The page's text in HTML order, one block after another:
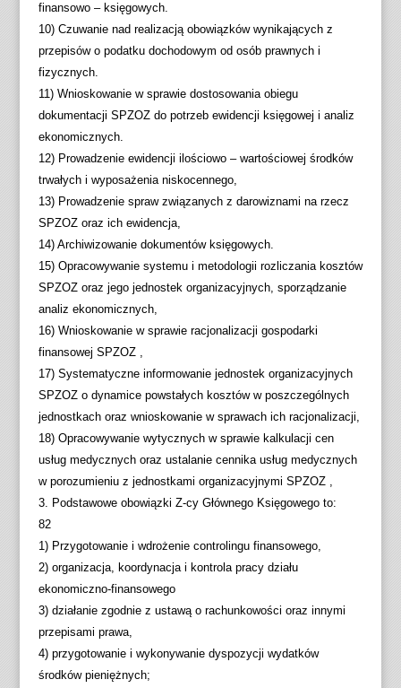
finansowo – księgowych.
10) Czuwanie nad realizacją obowiązków wynikających z
przepisów o podatku dochodowym od osób prawnych i
fizycznych.
11) Wnioskowanie w sprawie dostosowania obiegu
dokumentacji SPZOZ do potrzeb ewidencji księgowej i analiz
ekonomicznych.
12) Prowadzenie ewidencji ilościowo – wartościowej środków
trwałych i wyposażenia niskocennego,
13) Prowadzenie spraw związanych z darowiznami na rzecz
SPZOZ oraz ich ewidencja,
14) Archiwizowanie dokumentów księgowych.
15) Opracowywanie systemu i metodologii rozliczania kosztów
SPZOZ oraz jego jednostek organizacyjnych, sporządzanie
analiz ekonomicznych,
16) Wnioskowanie w sprawie racjonalizacji gospodarki
finansowej SPZOZ ,
17) Systematyczne informowanie jednostek organizacyjnych
SPZOZ o dynamice powstałych kosztów w poszczególnych
jednostkach oraz wnioskowanie w sprawach ich racjonalizacji,
18) Opracowywanie wytycznych w sprawie kalkulacji cen
usług medycznych oraz ustalanie cennika usług medycznych
w porozumieniu z jednostkami organizacyjnymi SPZOZ ,
3. Podstawowe obowiązki Z-cy Głównego Księgowego to:
82
1) Przygotowanie i wdrożenie controlingu finansowego,
2) organizacja, koordynacja i kontrola pracy działu
ekonomiczno-finansowego
3) działanie zgodnie z ustawą o rachunkowości oraz innymi
przepisami prawa,
4) przygotowanie i wykonywanie dyspozycji wydatków
środków pieniężnych;